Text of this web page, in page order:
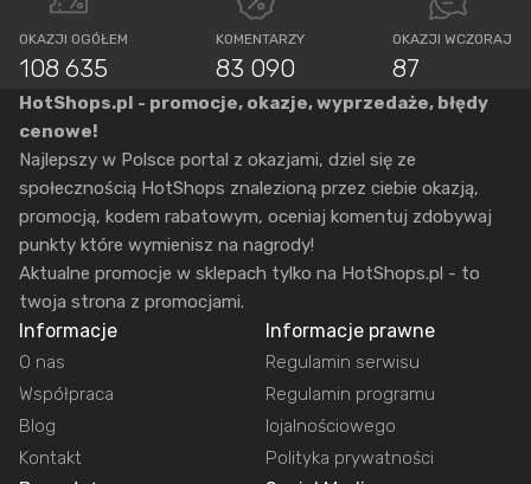
OKAZJI OGÓŁEM
108 635
KOMENTARZY
83 090
OKAZJI WCZORAJ
87
HotShops.pl - promocje, okazje, wyprzedaże, błędy
cenowe!
Najlepszy w Polsce portal z okazjami, dziel się ze
społecznością HotShops znalezioną przez ciebie okazją,
promocją, kodem rabatowym, oceniaj komentuj zdobywaj
punkty które wymienisz na nagrody!
Aktualne promocje w sklepach tylko na HotShops.pl - to
twoja strona z promocjami.
Informacje
O nas
Współpraca
Blog
Kontakt
Informacje prawne
Regulamin serwisu
Regulamin programu
lojalnościowego
Polityka prywatności